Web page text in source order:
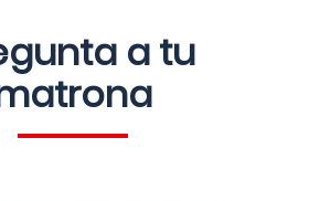
a tu